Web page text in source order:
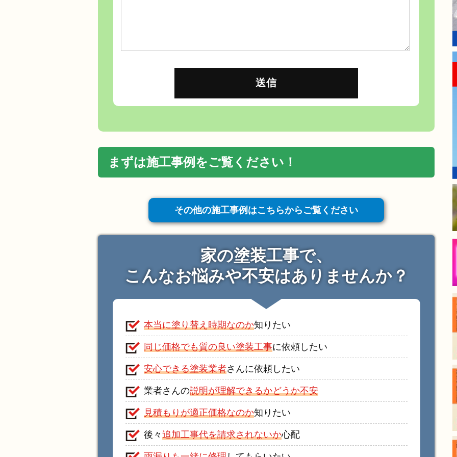
まずは施工事例をご覧ください！
その他の施工事例はこちらからご覧ください
家の塗装工事で、
こんなお悩みや不安はありませんか？
本当に塗り替え時期なのか知りたい
同じ価格でも質の良い塗装工事に依頼したい
安心できる塗装業者さんに依頼したい
業者さんの説明が理解できるかどうか不安
見積もりが適正価格なのか知りたい
後々 追加工事代を請求されないか心配